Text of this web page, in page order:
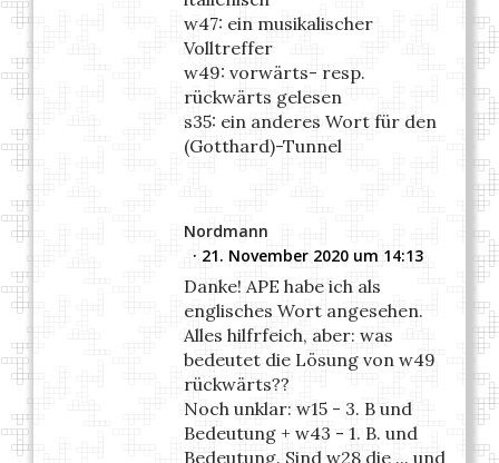
w47: ein musikalischer
Volltreffer
w49: vorwärts- resp.
rückwärts gelesen
s35: ein anderes Wort für den
(Gotthard)-Tunnel
Nordmann
21. November 2020 um 14:13
Danke! APE habe ich als
englisches Wort angesehen.
Alles hilfrfeich, aber: was
bedeutet die Lösung von w49
rückwärts??
Noch unklar: w15 - 3. B und
Bedeutung + w43 - 1. B. und
Bedeutung. Sind w28 die ... und